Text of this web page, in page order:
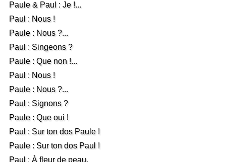
Paule & Paul : Je !...
Paul : Nous !
Paule : Nous ?...
Paul : Singeons ?
Paule : Que non !...
Paul : Nous !
Paule : Nous ?...
Paul : Signons ?
Paule : Que oui !
Paul : Sur ton dos Paule !
Paule : Sur ton dos Paul !
Paul : À fleur de peau.